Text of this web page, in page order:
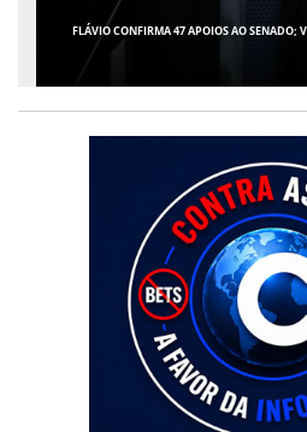
GIRO POR SERGIPE, BRASIL E MUNDO - 07